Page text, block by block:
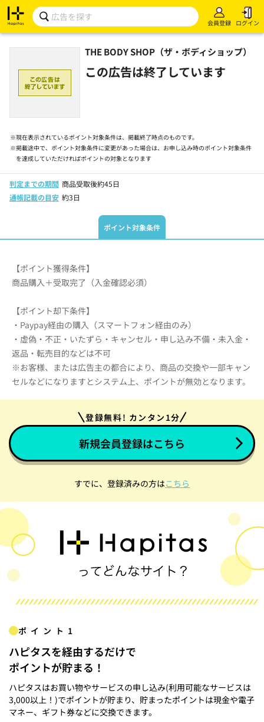
会員登録 ログイン
THE BODY SHOP（ザ・ボディショップ）
この広告は終了しています
※現在表示されているポイント対象条件は、掲載終了時点のものです。
※掲載途中で、ポイント対象条件に変更があった場合は、お申し込み時のポイント対象条件
を達成していただければポイントの対象となります
判定までの期間 商品受取後約45日
通帳記載の目安 約3日
ポイント対象条件
【ポイント獲得条件】
商品購入＋受取完了（入金確認必須）
【ポイント却下条件】
・Paypay経由の購入（スマートフォン経由のみ）
・虚偽・不正・いたずら・キャンセル・申し込み不備・未入金・
返品・転売目的などは不可
※お客様、または広告主の都合により、商品の交換や一部キャン
セルなどになりますとシステム上、ポイントが無効となります。
登録無料! カンタン1分
新規会員登録はこちら
すでに、登録済みの方はこちら
ポイント1
ハピタスを経由するだけで
ポイントが貯まる！
ハピタスはお買い物やサービスの申し込み(利用可能なサービスは
3,000以上！)でポイントが貯まり、貯まったポイントは現金や電子
マネー、ギフト券などに交換できます。